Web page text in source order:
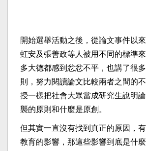
開始選舉活動之後，從論文事件以
虹安及張善政等人被用不同的標準
多大德都感到忿忿不平，也講了很
則，努力閱讀論文比較兩者之間的
授一樣把社會大眾當成研究生說明
襲的原則和什麼是原創。
但其實一直沒有找到真正的原因，
教育的影響，那這些影響到底是什麼